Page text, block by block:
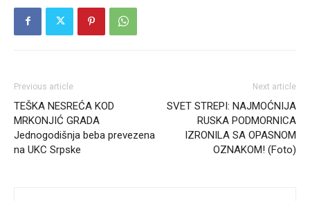
Previous article
TEŠKA NESREĆA KOD
MRKONJIĆ GRADA
Jednogodišnja beba prevezena
na UKC Srpske
Next article
SVET STREPI: NAJMOĆNIJA
RUSKA PODMORNICA
IZRONILA SA OPASNOM
OZNAKOM! (Foto)